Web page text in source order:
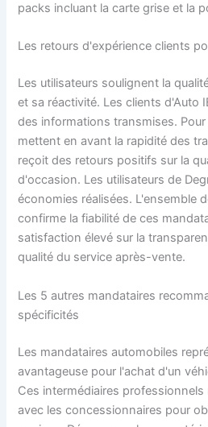
packs incluant la carte grise et la
Les retours d'expérience clients
Les utilisateurs soulignent la
et sa réactivité. Les clients d'Auto
des informations transmises.
mettent en avant la rapidité des
reçoit des retours positifs sur la
d'occasion. Les utilisateurs de
économies réalisées. L'ensemble
confirme la fiabilité de ces
satisfaction élevé sur la
qualité du service après-vente.
Les 5 autres mandataires
spécificités
Les mandataires automobiles
avantageuse pour l'achat d'un
Ces intermédiaires
avec les concessionnaires pour